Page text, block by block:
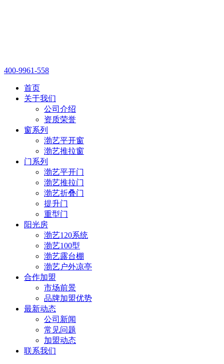
400-9961-558
首页
关于我们
公司介绍
资质荣誉
窗系列
渤艺平开窗
渤艺推拉窗
门系列
渤艺平开门
渤艺推拉门
渤艺折叠门
提升门
重型门
阳光房
渤艺120系统
渤艺100型
渤艺露台棚
渤艺户外凉亭
合作加盟
市场前景
品牌加盟优势
最新动态
公司新闻
常见问题
加盟动态
联系我们